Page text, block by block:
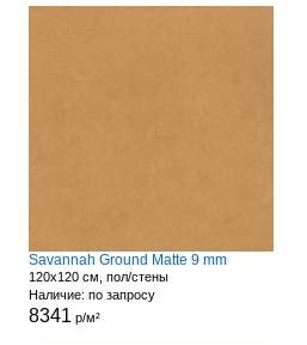
Savannah Ground Matte 9 mm
120x120 см, пол/стены
Наличие: по запросу
8341 р/м²